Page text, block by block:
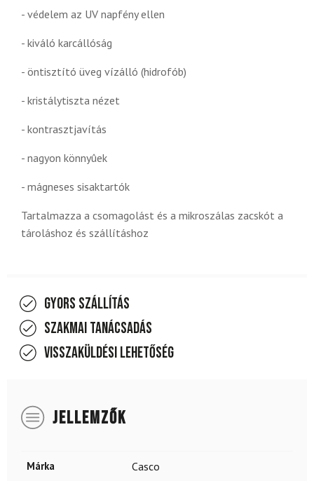
- védelem az UV napfény ellen
- kiváló karcállóság
- öntisztító üveg vízálló (hidrofób)
- kristálytiszta nézet
- kontrasztjavítás
- nagyon könnyûek
- mágneses sisaktartók
Tartalmazza a csomagolást és a mikroszálas zacskót a
tároláshoz és szállításhoz
Gyors szállítás
Szakmai tanácsadás
Visszaküldési lehetőség
JELLEMZŐK
Márka Casco